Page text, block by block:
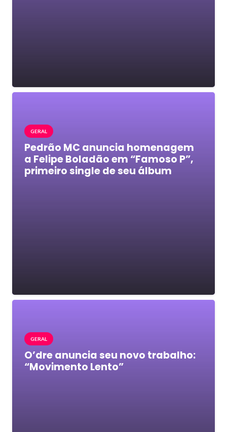
GERAL
Pedrão MC anuncia homenagem
a Felipe Boladão em “Famoso P”,
primeiro single de seu álbum
GERAL
O’dre anuncia seu novo trabalho:
“Movimento Lento”